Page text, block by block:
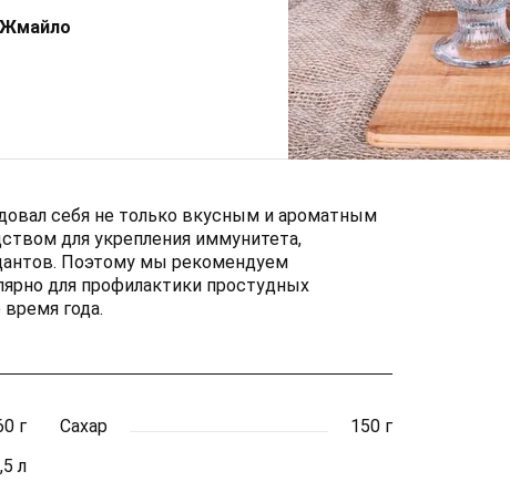
себя не только вкусным и ароматным
для укрепления иммунитета,
Поэтому мы рекомендуем
для профилактики простудных
года.
г Сахар
150 г
л